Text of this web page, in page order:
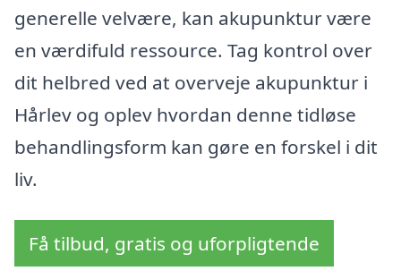
generelle velvære, kan akupunktur være
en værdifuld ressource. Tag kontrol over
dit helbred ved at overveje akupunktur i
Hårlev og oplev hvordan denne tidløse
behandlingsform kan gøre en forskel i dit
liv.
Få tilbud, gratis og uforpligtende